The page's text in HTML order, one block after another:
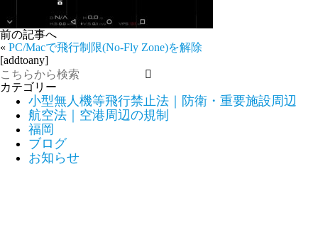
前の記事へ
« PC/Macで飛行制限(No-Fly Zone)を解除
[addtoany]
カテゴリー
小型無人機等飛行禁止法｜防衛・重要施設周辺
航空法｜空港周辺の規制
福岡
ブログ
お知らせ